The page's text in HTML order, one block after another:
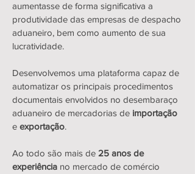
aumentasse de forma significativa a
produtividade das empresas de despacho
aduaneiro, bem como aumento de sua
lucratividade.
Desenvolvemos uma plataforma capaz de
automatizar os principais procedimentos
documentais envolvidos no desembaraço
aduaneiro de mercadorias de importação
e exportação.
Ao todo são mais de 25 anos de
experiência no mercado de comércio